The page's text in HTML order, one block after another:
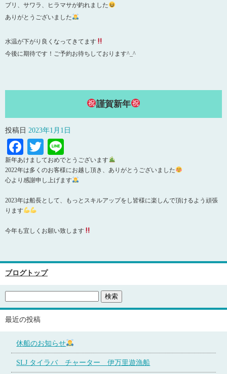
ブリ、サワラ、ヒラマサが釣れました
ありがとうございました
水温が下がり良くなってきてます
今後に期待です！ご予約お待ちしております^_^
謹賀新年
投稿日 2023年1月1日
Facebook
Twitter
新年あけましておめでとうございます
2022年は多くのお客様にお越し頂き、ありがとうございました
心より感謝申し上げます
2023年は船長として、もっとスキルアップをし皆様に楽しんで頂けるよう頑張
ります
今年も宜しくお願い致します
ブログトップ
最近の投稿
休船のお知らせ
SLJ タイラバ チャーター 伊万里遊漁船